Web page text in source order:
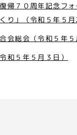
帰７０周年記念フ
り」（令和５年５月
会総会（令和５年５
和５年５月３日）